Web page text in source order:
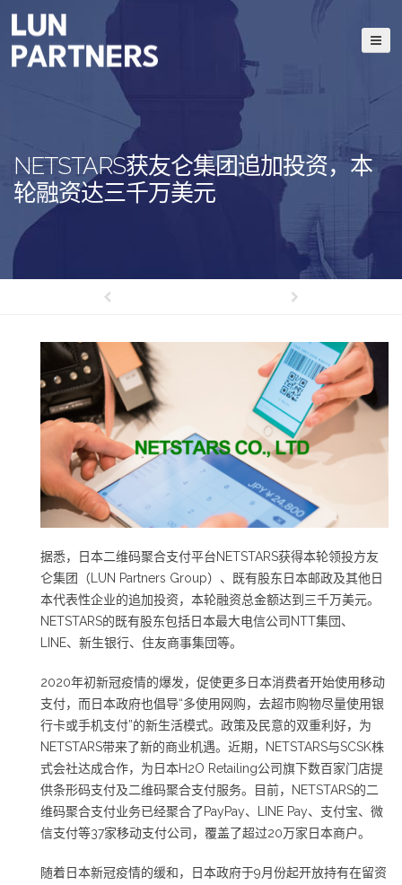
NETSTARS获友仑集团追加投资，本
轮融资达三千万美元
据悉，日本二维码聚合支付平台NETSTARS获得本轮领投方友
仑集团（LUN Partners Group）、既有股东日本邮政及其他日
本代表性企业的追加投资，本轮融资总金额达到三千万美元。
NETSTARS的既有股东包括日本最大电信公司NTT集団、
LINE、新生银行、住友商事集団等。
2020年初新冠疫情的爆发，促使更多日本消费者开始使用移动
支付，而日本政府也倡导“多使用网购，去超市购物尽量使用银
行卡或手机支付”的新生活模式。政策及民意的双重利好，为
NETSTARS带来了新的商业机遇。近期，NETSTARS与SCSK株
式会社达成合作，为日本H2O Retailing公司旗下数百家门店提
供条形码支付及二维码聚合支付服务。目前，NETSTARS的二
维码聚合支付业务已经聚合了PayPay、LINE Pay、支付宝、微
信支付等37家移动支付公司，覆盖了超过20万家日本商户。
随着日本新冠疫情的缓和，日本政府于9月份起开放持有在留资